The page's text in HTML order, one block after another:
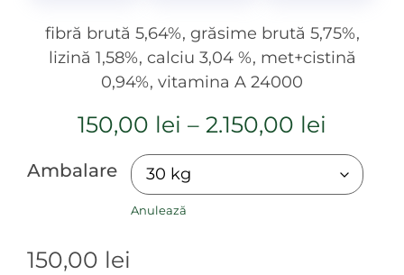
fibră brută 5,64%, grăsime brută 5,75%,
lizină 1,58%, calciu 3,04 %, met+cistină
0,94%, vitamina A 24000
150,00 lei – 2.150,00 lei
Ambalare
Anulează
150,00 lei